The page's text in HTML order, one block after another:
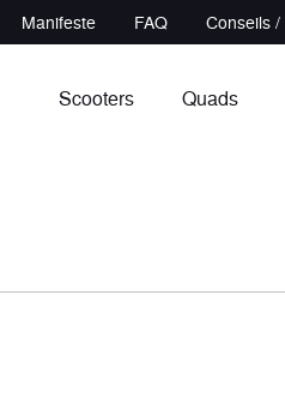
Scooters Quads
Manifeste FAQ Conseils